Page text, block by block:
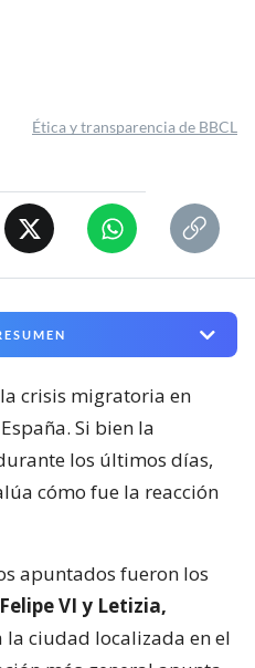
Ética y transparencia de BBCL
crisis migratoria en
Si bien la
los últimos días,
cómo fue la reacción
apuntados fueron los
Felipe VI y Letizia,
ciudad localizada en el